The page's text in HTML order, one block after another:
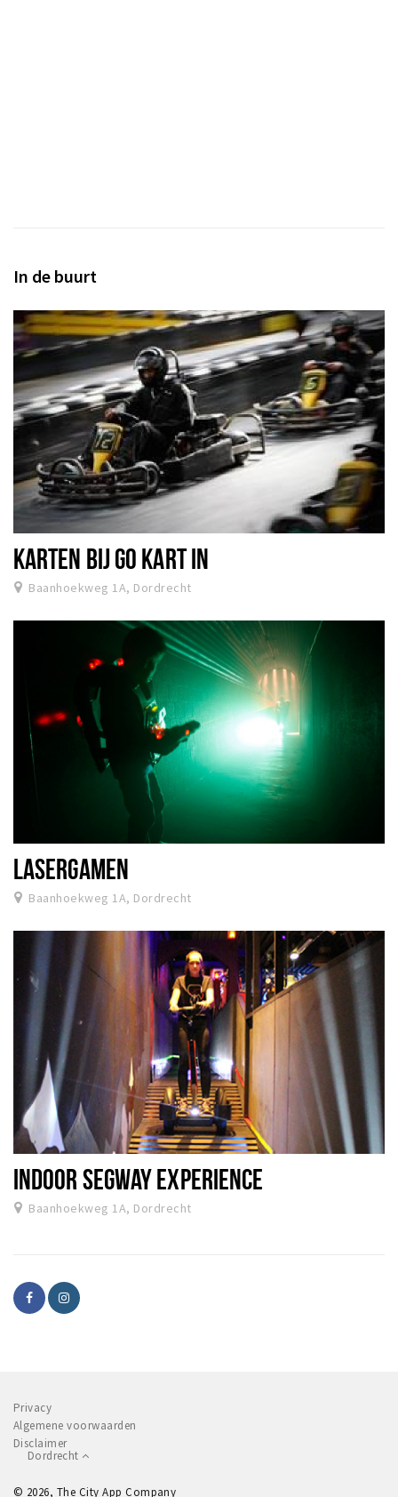
In de buurt
KARTEN BIJ GO KART IN
Baanhoekweg 1A, Dordrecht
LASERGAMEN
Baanhoekweg 1A, Dordrecht
INDOOR SEGWAY EXPERIENCE
Baanhoekweg 1A, Dordrecht
Privacy
Algemene voorwaarden
Disclaimer
Dordrecht
© 2026, The City App Company